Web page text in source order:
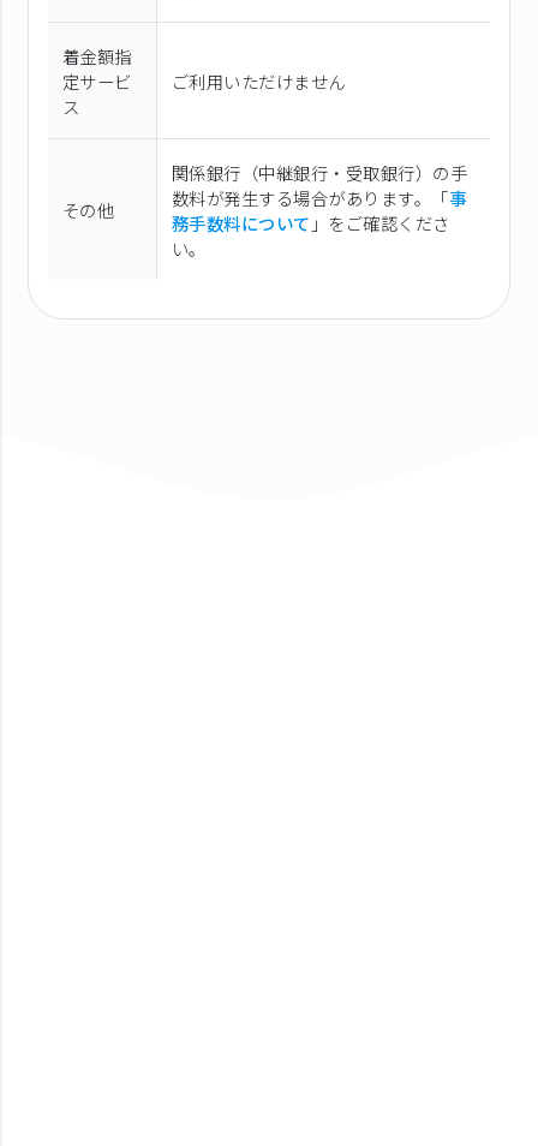
着金額指
定サービ
ス
ご利用いただけません
その他
関係銀行（中継銀行・受取銀行）の手
数料が発生する場合があります。「事
務手数料について 」をご確認くださ
い。